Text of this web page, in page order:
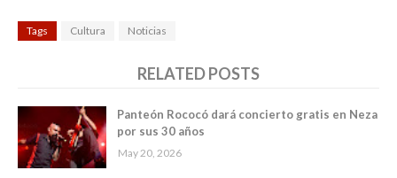
Tags Cultura Noticias
RELATED POSTS
Panteón Rococó dará concierto gratis en Neza
por sus 30 años
May 20, 2026